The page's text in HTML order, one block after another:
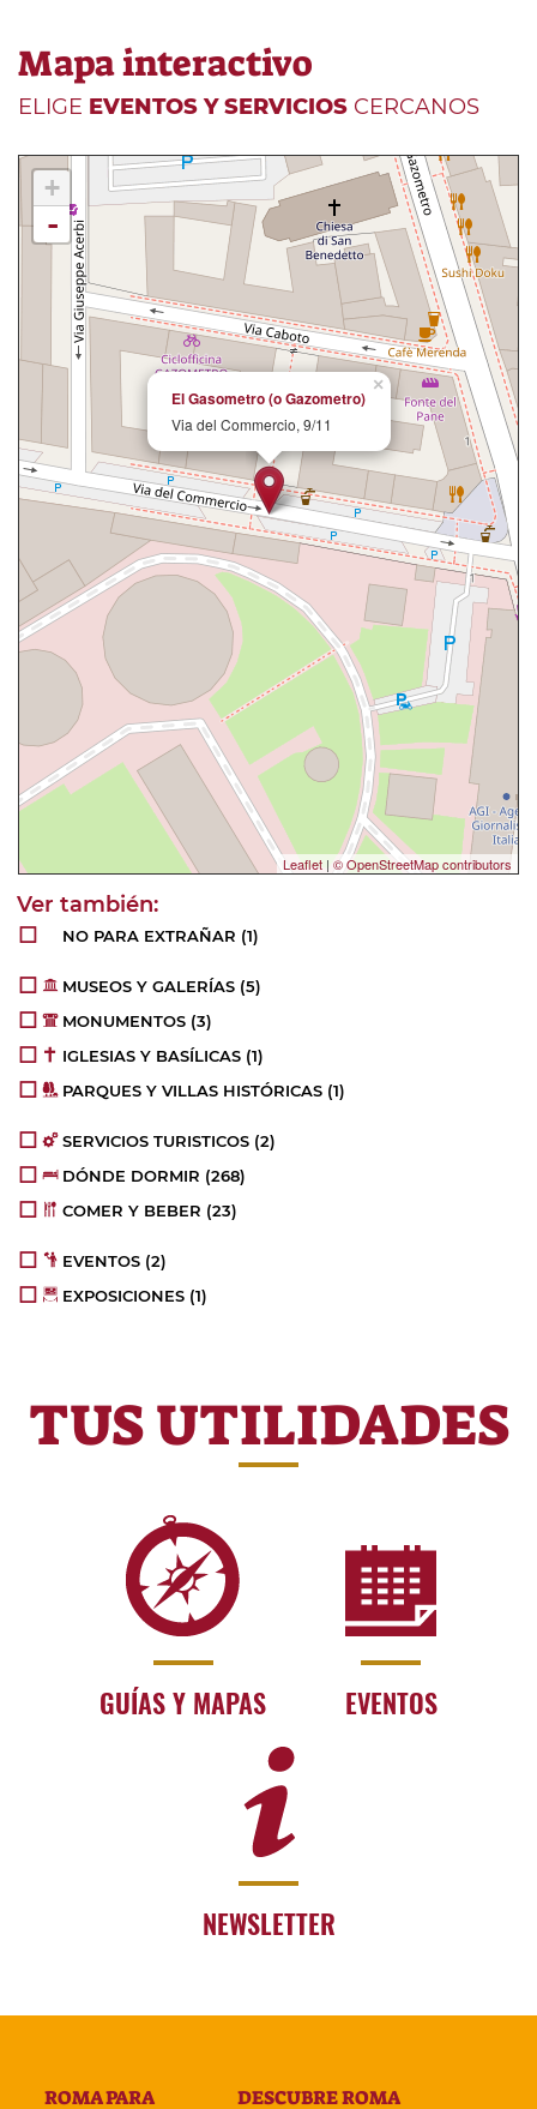
Mapa interactivo
ELIGE EVENTOS Y SERVICIOS CERCANOS
×
El Gasometro (o Gazometro)
Via del Commercio, 9/11
+
-
Leaflet | © OpenStreetMap contributors
NO PARA EXTRAÑAR (1)
MUSEOS Y GALERÍAS (5)
MONUMENTOS (3)
IGLESIAS Y BASÍLICAS (1)
PARQUES Y VILLAS HISTÓRICAS (1)
SERVICIOS TURISTICOS (2)
DÓNDE DORMIR (268)
COMER Y BEBER (23)
EVENTOS (2)
EXPOSICIONES (1)
TUS UTILIDADES
GUÍAS Y MAPAS EVENTOS
NEWSLETTER
ROMA PARA DESCUBRE ROMA